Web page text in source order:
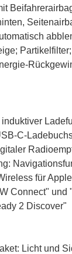
C-
für
Connect" und
2 Discover"
Licht und